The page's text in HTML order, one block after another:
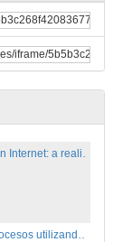
Controlo de assiduidade em aulas efectuadas en Second-Life
Modelos de negocio en Internet: a realidade portuguesa